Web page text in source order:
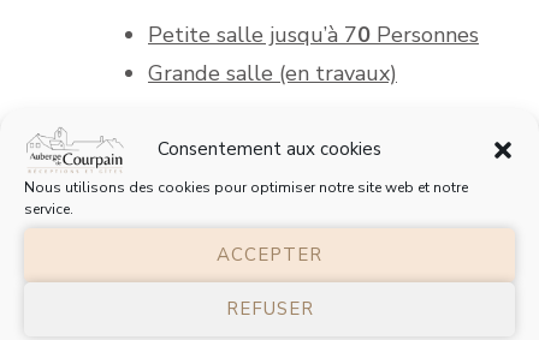
Consentement aux cookies
Nous utilisons des cookies pour optimiser notre site web et notre
service.
ACCEPTER
REFUSER
Petite salle jusqu’à 70 Personnes
Grande salle (en travaux)